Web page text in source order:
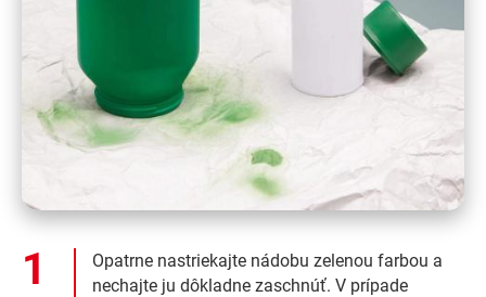
Opatrne nastriekajte nádobu zelenou farbou a
nechajte ju dôkladne zaschnúť. V prípade